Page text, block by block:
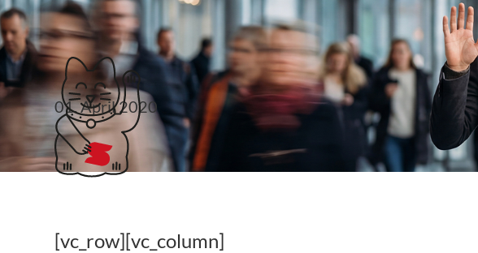
Kf 121: Hilfen in der Krise (3)
01. April 2020
[vc_row][vc_column]